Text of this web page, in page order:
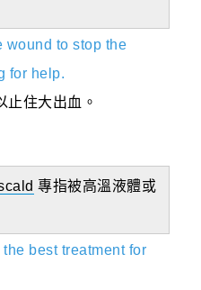
wound to stop the
for help.
止住大出血。
專指被高溫液體或
best treatment for